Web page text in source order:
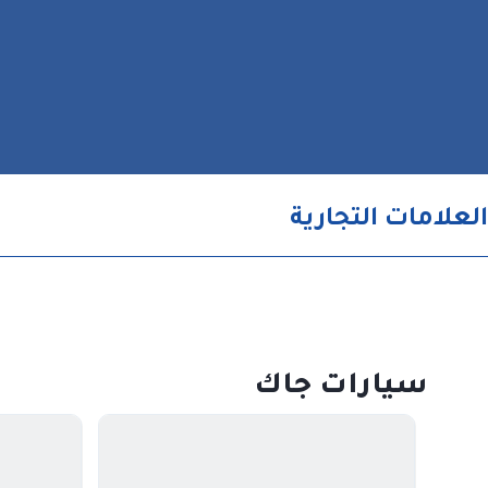
العلامات التجارية
سيارات جاك